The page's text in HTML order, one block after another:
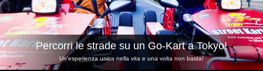
Tokyo Akihabara#2 Tokyo Shibuya
Tokyo Shibuya Annex Tokyo Bay
Tokyo Asakusa Osaka
Okinawa
Percorri le strade su un Go-Kart a Tokyo!
Un'esperienza unica nella vita e una volta non basta!